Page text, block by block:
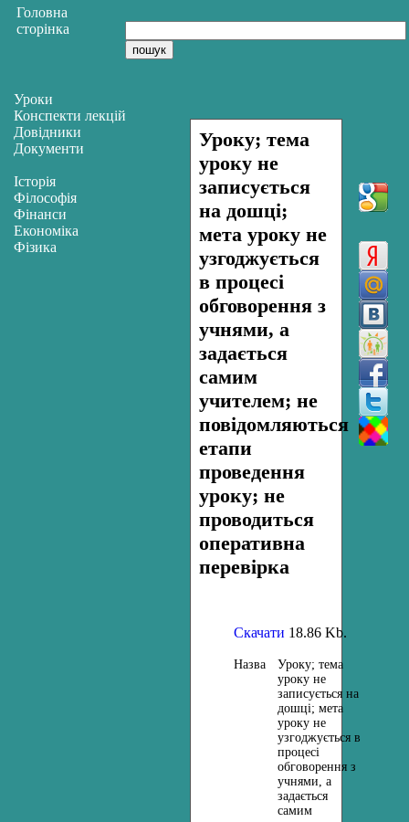
Уроку; тема
уроку не
записується
на дошці;
мета уроку не
узгоджується
в процесі
обговорення з
учнями, а
задається
самим
учителем; не
повідомляються
етапи
проведення
уроку; не
проводиться
оперативна
перевірка
Скачати 18.86 Kb.
Назва
Уроку; тема
уроку не
записується на
дошці; мета
уроку не
узгоджується в
процесі
обговорення з
учнями, а
задається
самим
Уроки
Конспекти лекцій
Довідники
Документи
Історія
Філософія
Фінанси
Економіка
Фізика
Головна
сторінка